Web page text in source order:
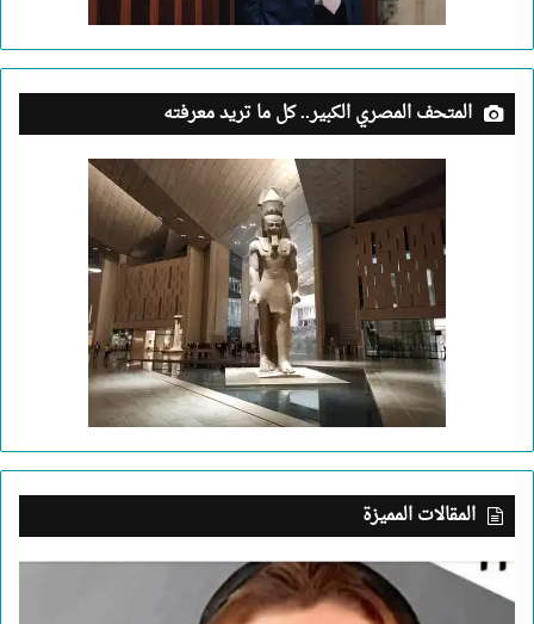
المتحف المصري الكبير.. كل ما تريد معرفته
المقالات المميزة
بعد
جريمة